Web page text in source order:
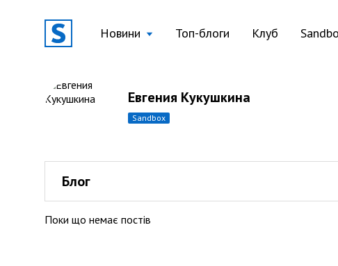
Новини Топ-блоги Клуб
Евгения Кукушкина
sandbox
Блог
Поки що немає постів